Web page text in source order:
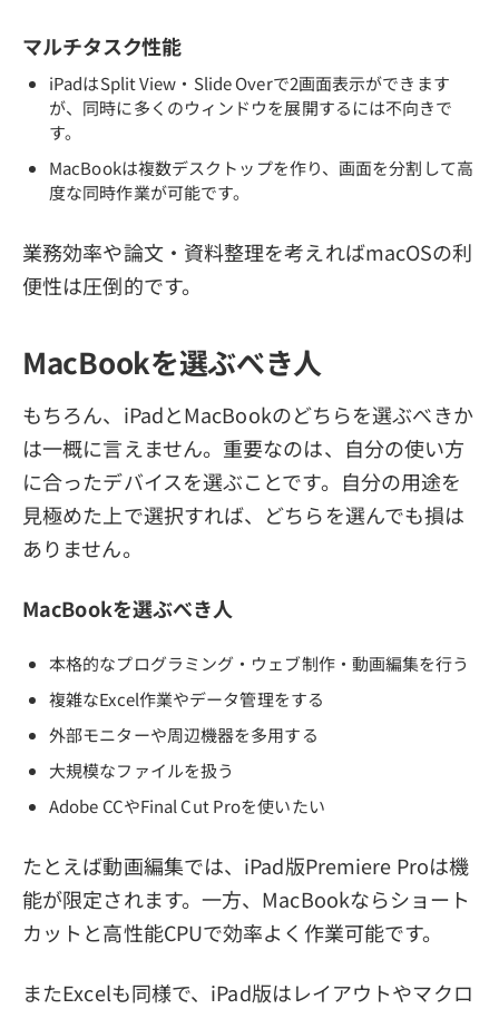
マルチタスク性能
iPadはSplit View・Slide Overで2画面表示ができます
が、同時に多くのウィンドウを展開するには不向きで
す。
MacBookは複数デスクトップを作り、画面を分割して高
度な同時作業が可能です。
業務効率や論文・資料整理を考えればmacOSの利
便性は圧倒的です。
MacBookを選ぶべき人
もちろん、iPadとMacBookのどちらを選ぶべきか
は一概に言えません。重要なのは、自分の使い方
に合ったデバイスを選ぶことです。自分の用途を
見極めた上で選択すれば、どちらを選んでも損は
ありません。
MacBookを選ぶべき人
本格的なプログラミング・ウェブ制作・動画編集を行う
複雑なExcel作業やデータ管理をする
外部モニターや周辺機器を多用する
大規模なファイルを扱う
Adobe CCやFinal Cut Proを使いたい
たとえば動画編集では、iPad版Premiere Proは機
能が限定されます。一方、MacBookならショート
カットと高性能CPUで効率よく作業可能です。
またExcelも同様で、iPad版はレイアウトやマクロ